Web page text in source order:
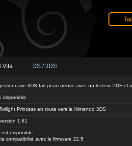
Vita DS / 3DS
3DS fait peau neuve avec un lecteur PDF et
disponible
Princess en route vers la Nintendo 3DS
1.61
disponible
compatibilité avec le firmware 22.5